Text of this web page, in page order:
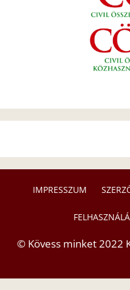
IMPRESSZUM
© Kövess minket 2022